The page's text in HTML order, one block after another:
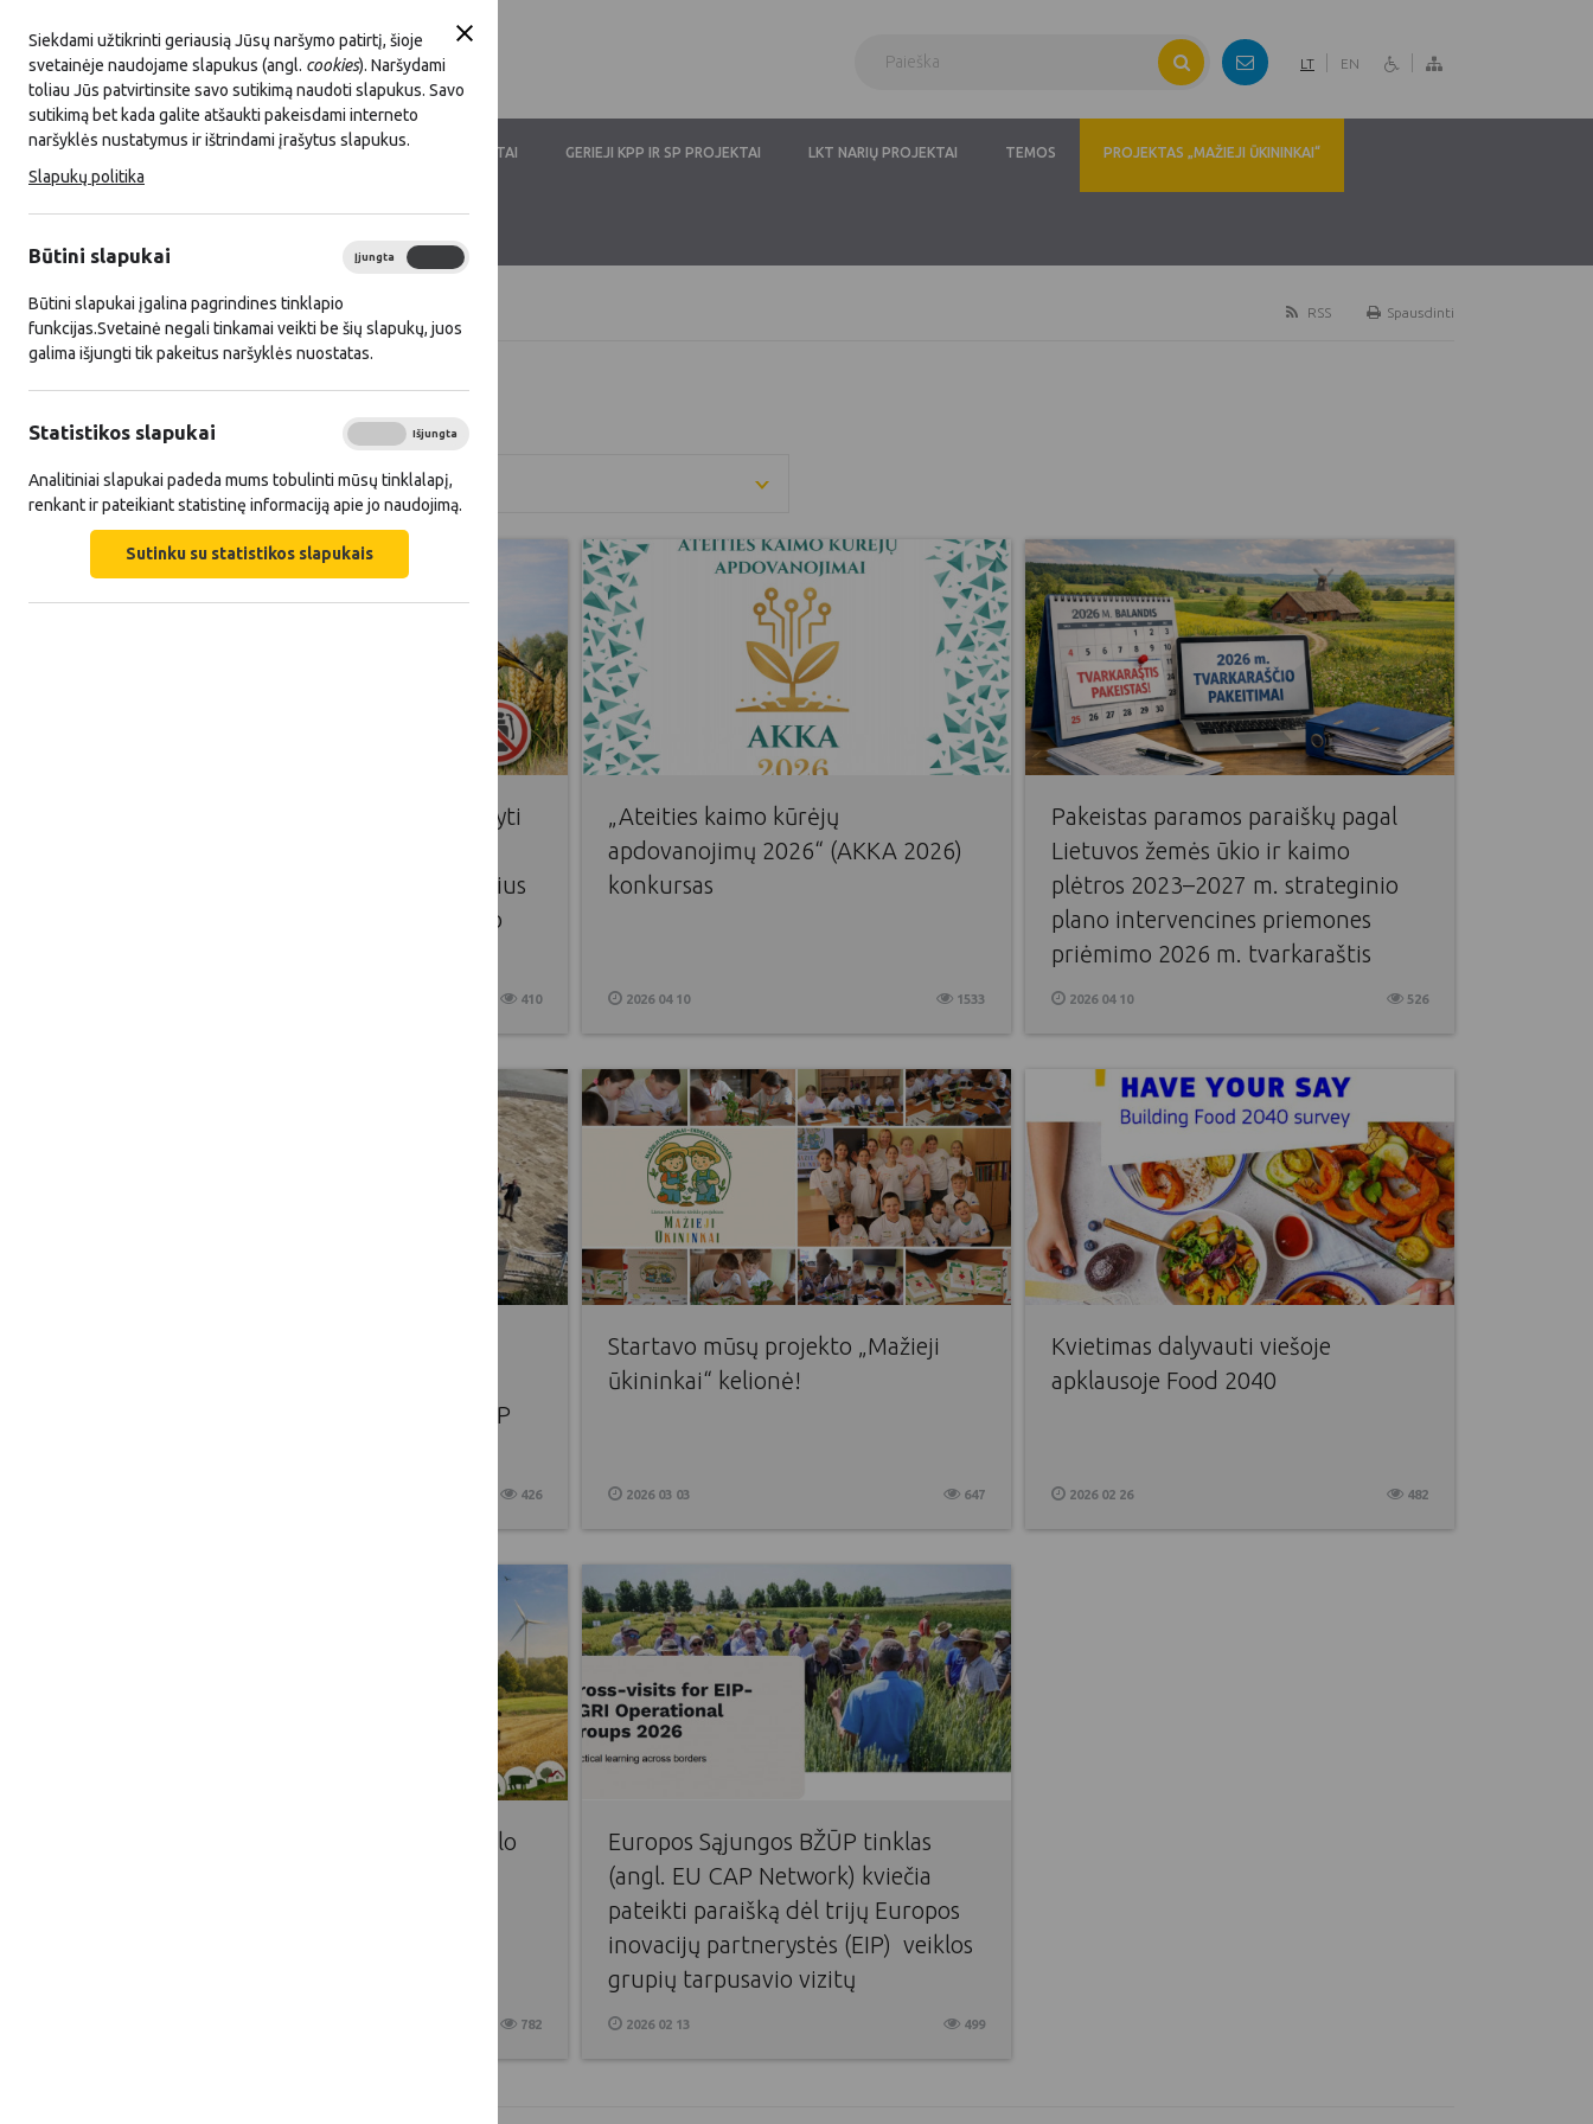
Siekdami užtikrinti geriausią Jūsų naršymo patirtį, šioje
svetainėje naudojame slapukus (angl. cookies). Naršydami
toliau Jūs patvirtinsite savo sutikimą naudoti slapukus. Savo
sutikimą bet kada galite atšaukti pakeisdami interneto
naršyklės nustatymus ir ištrindami įrašytus slapukus.
Slapukų politika
Būtini slapukai Įjungta
Būtini slapukai įgalina pagrindines tinklapio
funkcijas.Svetainė negali tinkamai veikti be šių slapukų, juos
galima išjungti tik pakeitus naršyklės nuostatas.
Statistikos slapukai Išjungta
Analitiniai slapukai padeda mums tobulinti mūsų tinklalapį,
renkant ir pateikiant statistinę informaciją apie jo naudojimą.
Sutinku su statistikos slapukais
LT EN
LKT VEIKLA LKT NARYSTĖ DOKUMENTAI GERIEJI KPP IR SP PROJEKTAI LKT NARIŲ PROJEKTAI TEMOS PROJEKTAS „MAŽIEJI ŪKININKAI“
Titulinis Naujienos Spausdinti
RSS
Visos naujienos
Metai Kategorija
Kviečiame javų augintojus atsakyti
paskatintų jus taikyti ne cheminius
kenkėjų kontrolės metodus savo
410
„Ateities kaimo kūrėjų
apdovanojimų 2026“ (AKKA 2026)
konkursas
2026 04 10 1533
Pakeistas paramos paraiškų pagal
Lietuvos žemės ūkio ir kaimo
plėtros 2023–2027 m. strateginio
plano intervencines priemones
priėmimo 2026 m. tvarkaraštis
2026 04 10 526
Sąjungos šalių Nacionalinių BŽŪP
426
Startavo mūsų projekto „Mažieji
ūkininkai“ kelionė!
2026 03 03 647
Kvietimas dalyvauti viešoje
apklausoje Food 2040
2026 02 26 482
Patvirtintas Lietuvos kaimo tinklo
782
Europos Sąjungos BŽŪP tinklas
(angl. EU CAP Network) kviečia
pateikti paraišką dėl trijų Europos
inovacijų partnerystės​ (EIP) veiklos
grupių tarpusavio vizitų
2026 02 13 499